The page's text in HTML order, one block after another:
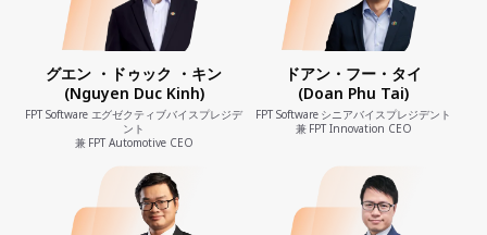
グエン ・ドゥック ・キン
(Nguyen Duc Kinh)
FPT Software エグゼクティブバイスプレジデ
ント
兼 FPT Automotive CEO
ドアン・フー・タイ
(Doan Phu Tai)
FPT Software シニアバイスプレジデント
兼 FPT Innovation CEO